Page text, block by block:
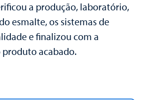
a produção, laboratório,
esmalte, os sistemas de
e finalizou com a
acabado.